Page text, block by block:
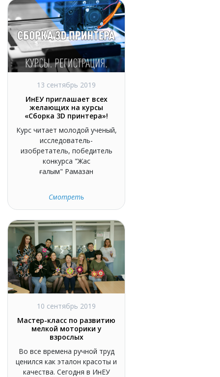
13 сентябрь 2019
ИнЕУ приглашает всех
желающих на курсы
«Сборка 3D принтера»!
Курс читает молодой ученый,
исследователь-
изобретатель, победитель
конкурса "Жас
ғалым" Рамазан
Смотреть
10 сентябрь 2019
Мастер-класс по развитию
мелкой моторики у
взрослых
Во все времена ручной труд
ценился как эталон красоты и
качества. Сегодня в ИнЕУ